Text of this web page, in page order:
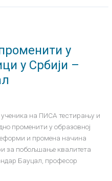
у
у Србији –
ученика на ПИСА тестирању и
променити у образовној
и промена начина
за побољшање квалитета
Бауцал, професор